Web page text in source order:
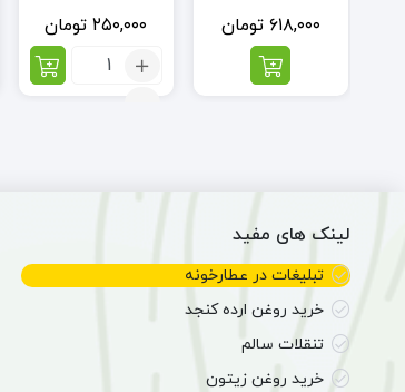
۶۱۸,۰۰۰ تومان ۲۵۰,۰۰۰ تومان
تعداد:
لینک های مفید
تبلیغات در عطارخونه
خرید روغن ارده کنجد
تنقلات سالم
خرید روغن زیتون